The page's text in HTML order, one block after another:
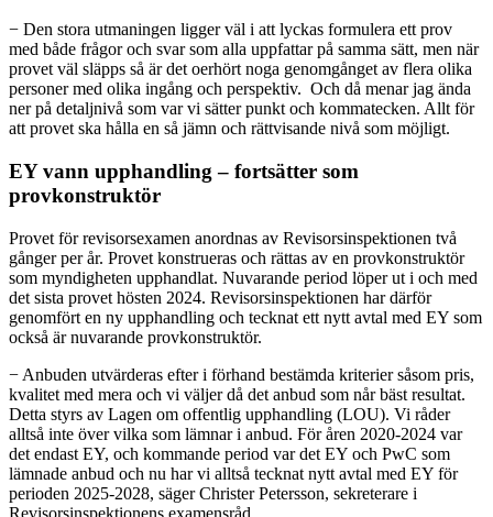
− Den stora utmaningen ligger väl i att lyckas formulera ett prov
med både frågor och svar som alla uppfattar på samma sätt, men när
provet väl släpps så är det oerhört noga genomgånget av flera olika
personer med olika ingång och perspektiv. Och då menar jag ända
ner på detaljnivå som var vi sätter punkt och kommatecken. Allt för
att provet ska hålla en så jämn och rättvisande nivå som möjligt.
EY vann upphandling – fortsätter som
provkonstruktör
Provet för revisorsexamen anordnas av Revisorsinspektionen två
gånger per år. Provet konstrueras och rättas av en provkonstruktör
som myndigheten upphandlat. Nuvarande period löper ut i och med
det sista provet hösten 2024. Revisorsinspektionen har därför
genomfört en ny upphandling och tecknat ett nytt avtal med EY som
också är nuvarande provkonstruktör.
− Anbuden utvärderas efter i förhand bestämda kriterier såsom pris,
kvalitet med mera och vi väljer då det anbud som når bäst resultat.
Detta styrs av Lagen om offentlig upphandling (LOU). Vi råder
alltså inte över vilka som lämnar i anbud. För åren 2020-2024 var
det endast EY, och kommande period var det EY och PwC som
lämnade anbud och nu har vi alltså tecknat nytt avtal med EY för
perioden 2025-2028, säger Christer Petersson, sekreterare i
Revisorsinspektionens examensråd.